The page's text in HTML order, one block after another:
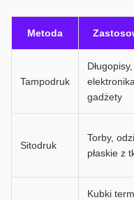
Metoda
Tampodruk
gadżety
Sitodruk
Torby,
płaskie z
Kubki